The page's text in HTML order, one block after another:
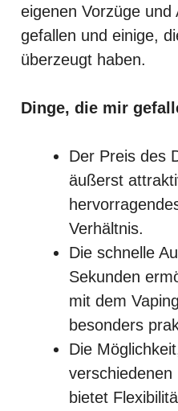
eigenen Vorzüge
gefallen und einige,
überzeugt haben.
Dinge, die mir
Der Preis des
äußerst
Verhältnis.
Die schnelle
Sekunden
mit dem
besonders
Die
verschiedenen
bietet